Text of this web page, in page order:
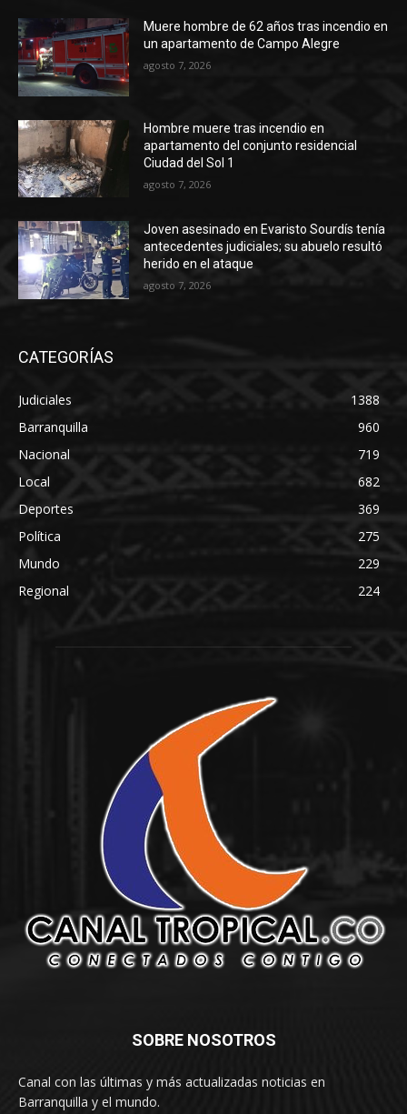
Muere hombre de 62 años tras incendio en
un apartamento de Campo Alegre
agosto 7, 2026
Hombre muere tras incendio en
apartamento del conjunto residencial
Ciudad del Sol 1
agosto 7, 2026
Joven asesinado en Evaristo Sourdís tenía
antecedentes judiciales; su abuelo resultó
herido en el ataque
agosto 7, 2026
CATEGORÍAS
Judiciales
1388
Barranquilla
960
Nacional
719
Local
682
Deportes
369
Política
275
Mundo
229
Regional
224
SOBRE NOSOTROS
Canal con las últimas y más actualizadas noticias en
Barranquilla y el mundo.